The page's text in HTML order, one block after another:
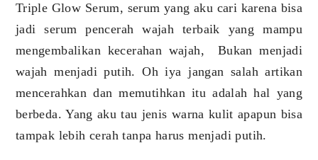
Triple Glow Serum, serum yang aku cari karena bisa
jadi serum pencerah wajah terbaik yang mampu
mengembalikan kecerahan wajah, Bukan menjadi
wajah menjadi putih. Oh iya jangan salah artikan
mencerahkan dan memutihkan itu adalah hal yang
berbeda. Yang aku tau jenis warna kulit apapun bisa
tampak lebih cerah tanpa harus menjadi putih.